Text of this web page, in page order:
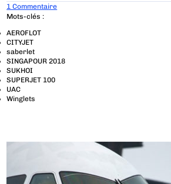
1 Commentaire
Mots-clés :
AEROFLOT
CITYJET
saberlet
SINGAPOUR 2018
SUKHOI
SUPERJET 100
UAC
Winglets